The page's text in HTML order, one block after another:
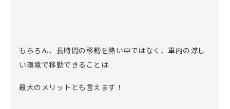
もちろん、長時間の移動を熱い中ではなく、車内の涼し
い環境で移動できることは
最大のメリットとも言えます！